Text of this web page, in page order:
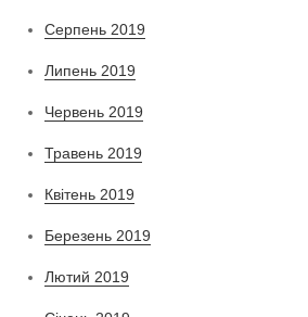
Серпень 2019
Липень 2019
Червень 2019
Травень 2019
Квітень 2019
Березень 2019
Лютий 2019